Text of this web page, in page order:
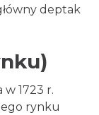
deptak
1723 r.
rynku